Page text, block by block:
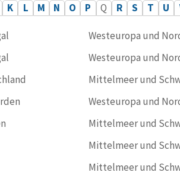
K L M N O P Q R S T U
Westeuropa und
Westeuropa und
Mittelmeer und
Westeuropa und
Mittelmeer und
Mittelmeer und
Mittelmeer und